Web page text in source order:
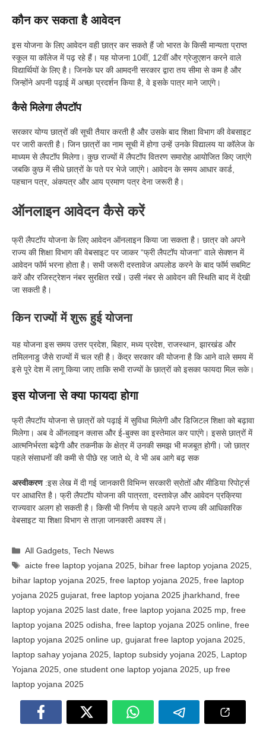
कौन कर सकता है आवेदन
इस योजना के लिए आवेदन वही छात्र कर सकते हैं जो भारत के किसी मान्यता प्राप्त
स्कूल या कॉलेज में पढ़ रहे हैं। यह योजना 10वीं, 12वीं और ग्रेजुएशन करने वाले
विद्यार्थियों के लिए है। जिनके घर की आमदनी सरकार द्वारा तय सीमा से कम है और
जिन्होंने अपनी पढ़ाई में अच्छा प्रदर्शन किया है, वे इसके पात्र माने जाएंगे।
कैसे मिलेगा लैपटॉप
सरकार योग्य छात्रों की सूची तैयार करती है और उसके बाद शिक्षा विभाग की वेबसाइट
पर जारी करती है। जिन छात्रों का नाम सूची में होगा उन्हें उनके विद्यालय या कॉलेज के
माध्यम से लैपटॉप मिलेगा। कुछ राज्यों में लैपटॉप वितरण समारोह आयोजित किए जाएंगे
जबकि कुछ में सीधे छात्रों के पते पर भेजे जाएंगे। आवेदन के समय आधार कार्ड,
पहचान पत्र, अंकपत्र और आय प्रमाण पत्र देना जरूरी है।
ऑनलाइन आवेदन कैसे करें
फ्री लैपटॉप योजना के लिए आवेदन ऑनलाइन किया जा सकता है। छात्र को अपने
राज्य की शिक्षा विभाग की वेबसाइट पर जाकर “फ्री लैपटॉप योजना” वाले सेक्शन में
आवेदन फॉर्म भरना होता है। सभी जरूरी दस्तावेज अपलोड करने के बाद फॉर्म सबमिट
करें और रजिस्ट्रेशन नंबर सुरक्षित रखें। उसी नंबर से आवेदन की स्थिति बाद में देखी
जा सकती है।
किन राज्यों में शुरू हुई योजना
यह योजना इस समय उत्तर प्रदेश, बिहार, मध्य प्रदेश, राजस्थान, झारखंड और
तमिलनाडु जैसे राज्यों में चल रही है। केंद्र सरकार की योजना है कि आने वाले समय में
इसे पूरे देश में लागू किया जाए ताकि सभी राज्यों के छात्रों को इसका फायदा मिल सके।
इस योजना से क्या फायदा होगा
फ्री लैपटॉप योजना से छात्रों को पढ़ाई में सुविधा मिलेगी और डिजिटल शिक्षा को बढ़ावा
मिलेगा। अब वे ऑनलाइन क्लास और ई-बुक्स का इस्तेमाल कर पाएंगे। इससे छात्रों में
आत्मनिर्भरता बढ़ेगी और तकनीक के क्षेत्र में उनकी समझ भी मजबूत होगी। जो छात्र
पहले संसाधनों की कमी से पीछे रह जाते थे, वे भी अब आगे बढ़ सक
अस्वीकरण:इस लेख में दी गई जानकारी विभिन्न सरकारी स्रोतों और मीडिया रिपोर्ट्स
पर आधारित है। फ्री लैपटॉप योजना की पात्रता, दस्तावेज़ और आवेदन प्रक्रिया
राज्यवार अलग हो सकती है। किसी भी निर्णय से पहले अपने राज्य की आधिकारिक
वेबसाइट या शिक्षा विभाग से ताज़ा जानकारी अवश्य लें।
Categories
All Gadgets,Tech News
Tags
aicte free laptop yojana 2025, bihar free laptop yojana 2025,
bihar laptop yojana 2025, free laptop yojana 2025, free laptop
yojana 2025 gujarat, free laptop yojana 2025 jharkhand, free
laptop yojana 2025 last date, free laptop yojana 2025 mp, free
laptop yojana 2025 odisha, free laptop yojana 2025 online, free
laptop yojana 2025 online up, gujarat free laptop yojana 2025,
laptop sahay yojana 2025, laptop subsidy yojana 2025, Laptop
Yojana 2025, one student one laptop yojana 2025, up free
laptop yojana 2025